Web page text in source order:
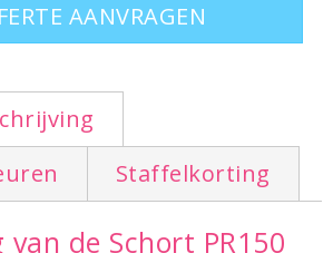
AANVRAGEN
Staffelkorting
de Schort PR150